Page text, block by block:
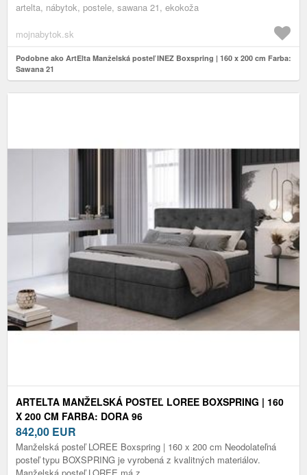
artelta, nábytok, postele, sawana 21, ekokoža
mojnabytok.sk
Podobne ako ArtElta Manželská posteľ INEZ Boxspring | 160 x 200 cm Farba:
Sawana 21
ARTELTA MANŽELSKÁ POSTEĽ LOREE BOXSPRING | 160
X 200 CM FARBA: DORA 96
842,00 EUR
Manželská posteľ LOREE Boxspring | 160 x 200 cm Neodolateľná
posteľ typu BOXSPRING je vyrobená z kvalitných materiálov.